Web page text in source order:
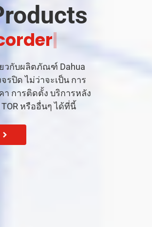
วกับผลิตภัณฑ์ Dahua
รปิด ไม่ว่าจะเป็น การ
า การติดตั้ง บริการหลัง
หรืออื่นๆ ได้ที่นี้